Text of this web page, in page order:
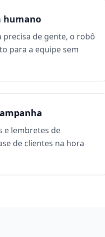
humano
precisa de gente, o robô
para a equipe sem
e lembretes de
de clientes na hora